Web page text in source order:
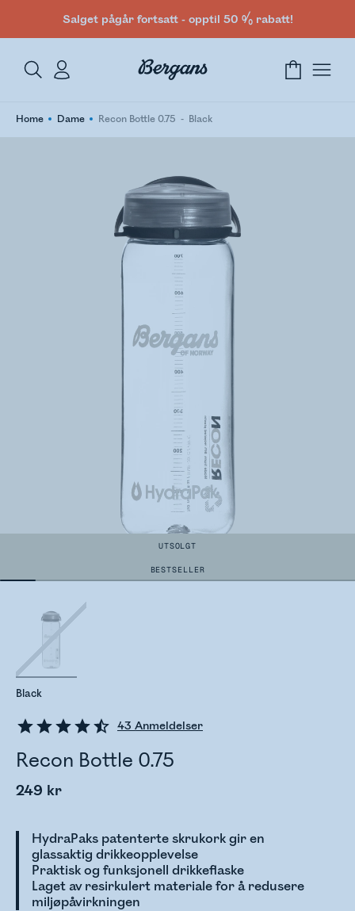
Salget pågår fortsatt - opptil 50 % rabatt!
Home Dame Recon Bottle 0.75 Black
UTSOLGT
BESTSELLER
43 Anmeldelser
Recon Bottle 0.75
249 kr
HydraPaks patenterte skrukork gir en
glassaktig drikkeopplevelse
Praktisk og funksjonell drikkeflaske
Laget av resirkulert materiale for å redusere
miljøpåvirkningen
Black